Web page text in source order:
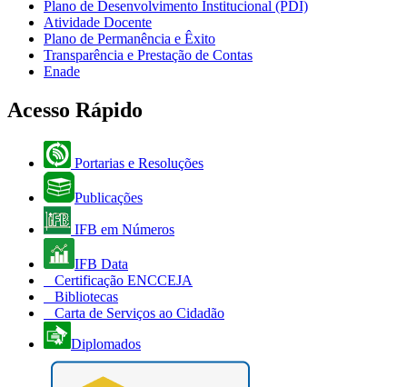
Plano de Desenvolvimento Institucional (PDI)
Atividade Docente
Plano de Permanência e Êxito
Transparência e Prestação de Contas
Enade
Acesso Rápido
Portarias e Resoluções
Publicações
IFB em Números
IFB Data
Certificação ENCCEJA
Bibliotecas
Carta de Serviços ao Cidadão
Diplomados